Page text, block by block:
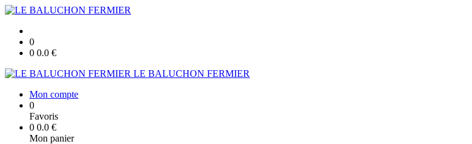
0
0 0.0 €
LE BALUCHON FERMIER
Mon compte
0
Favoris
0 0.0 €
Mon panier